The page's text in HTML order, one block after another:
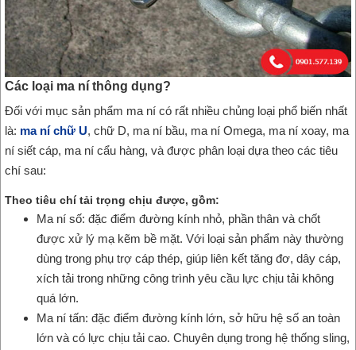
Các loại ma ní thông dụng?
Đối với mục sản phẩm ma ní có rất nhiều chủng loại phổ biến nhất
là: ma ní chữ U, chữ D, ma ní bầu, ma ní Omega, ma ní xoay, ma
ní siết cáp, ma ní cẩu hàng, và được phân loại dựa theo các tiêu
chí sau:
Theo tiêu chí tải trọng chịu được, gồm:
Ma ní số: đặc điểm đường kính nhỏ, phần thân và chốt
được xử lý mạ kẽm bề mặt. Với loại sản phẩm này thường
dùng trong phụ trợ cáp thép, giúp liên kết tăng đơ, dây cáp,
xích tải trong những công trình yêu cầu lực chịu tải không
quá lớn.
Ma ní tấn: đặc điểm đường kính lớn, sở hữu hệ số an toàn
lớn và có lực chịu tải cao. Chuyên dụng trong hệ thống sling,